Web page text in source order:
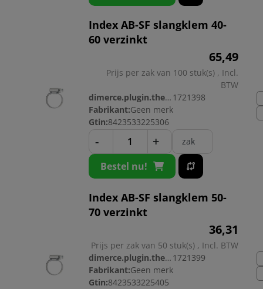
Index AB-SF slangklem 40-
60 verzinkt
65,49
Prijs per zak van 100 stuk(s) , Incl.
BTW
dimerce.plugin.theme.productnr: 1721398
Fabrikant:Geen merk
Gtin:8423533225306
- + zak
Bestel nu!
Index AB-SF slangklem 50-
70 verzinkt
36,31
Prijs per zak van 50 stuk(s) , Incl. BTW
dimerce.plugin.theme.productnr: 1721399
Fabrikant:Geen merk
Gtin:8423533225405